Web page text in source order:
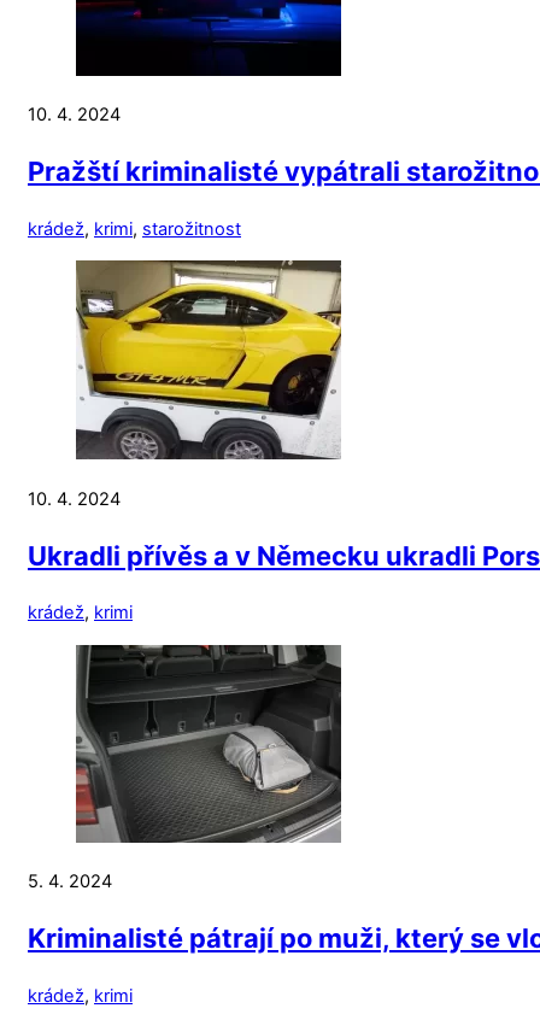
10. 4. 2024
Pražští kriminalisté vypátrali
krádež, krimi, starožitnost
10. 4. 2024
Ukradli přívěs a v Německu ukradli
krádež, krimi
5. 4. 2024
Kriminalisté pátrají po muži, který se
krádež, krimi